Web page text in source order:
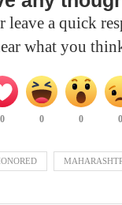
leave a quick
what you
0 0 0